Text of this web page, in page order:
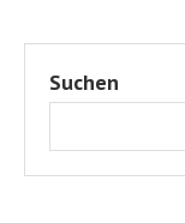
Suchen